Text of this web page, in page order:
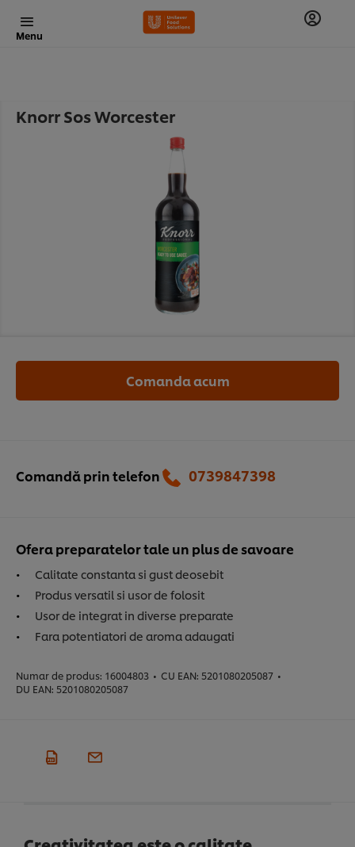
Menu
Knorr Sos Worcester
Ofera preparatelor tale un plus de savoare
Calitate constanta si gust deosebit
Produs versatil si usor de folosit
Usor de integrat in diverse preparate
Fara potentiatori de aroma adaugati
Numar de produs: 16004803 • CU EAN: 5201080205087 •
DU EAN: 5201080205087
Comanda acum
Comandă prin telefon 0739847398‬